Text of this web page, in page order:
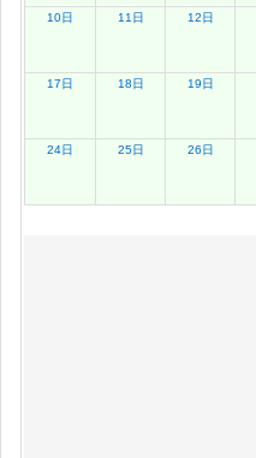
10日 11日 12日
17日 18日 19日
24日 25日 26日